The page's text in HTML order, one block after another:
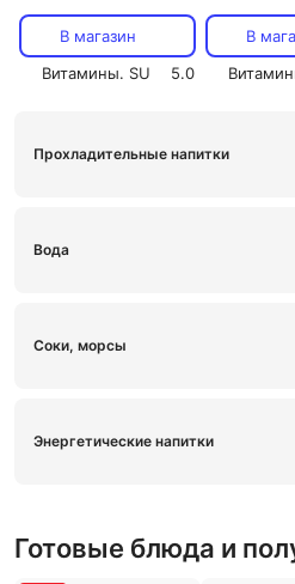
В магазин
Витамины. SU
5.0
В
Прохладительные напитки
Вода
Соки, морсы
Энергетические напитки
Готовые блюда и